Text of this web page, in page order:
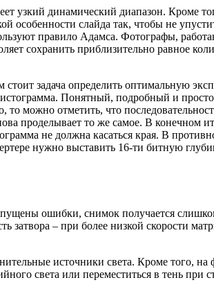
динамический диапазон. Кроме
особенности слайда так, чтобы не
правило Адамса. Фотографы,
сохранить приблизительно равное
задача определить оптимальную
Понятный, подробный и
можно отметить, что
проделывает то же самое. В конечном
не должна касаться края. В
нужно выставить 16-ти битную
ошибки, снимок получается
затвора – при более низкой скорости
источники света. Кроме того,
света или переместиться в тень при